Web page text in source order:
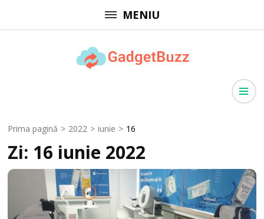
la
MENIU
Prima pagină > 2022 > iunie > 16
Zi: 16 iunie 2022